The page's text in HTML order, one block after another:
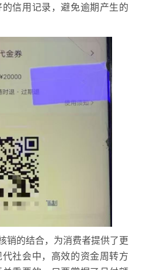
信用记录，避免逾期产生的
销的结合，为消费者提供了更
社会中，高效的资金周转方